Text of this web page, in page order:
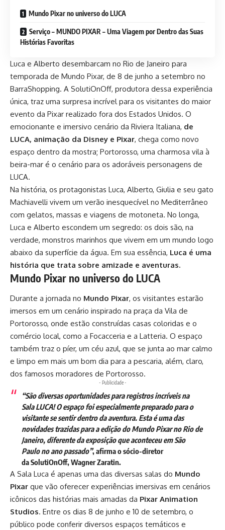
Mundo Pixar no universo do LUCA
Serviço – MUNDO PIXAR – Uma Viagem por Dentro das Suas
Histórias Favoritas
Luca e Alberto desembarcam no Rio de Janeiro para
temporada de Mundo Pixar, de 8 de junho a setembro no
BarraShopping. A SolutiOnOff, produtora dessa experiência
única, traz uma surpresa incrível para os visitantes do maior
evento da Pixar realizado fora dos Estados Unidos. O
emocionante e imersivo cenário da Riviera Italiana, de
LUCA, animação da Disney e Pixar, chega como novo
espaço dentro da mostra; Portorosso, uma charmosa vila à
beira-mar é o cenário para os adoráveis personagens de
LUCA.
Na história, os protagonistas Luca, Alberto, Giulia e seu gato
Machiavelli vivem um verão inesquecível no Mediterrâneo
com gelatos, massas e viagens de motoneta. No longa,
Luca e Alberto escondem um segredo: os dois são, na
verdade, monstros marinhos que vivem em um mundo logo
abaixo da superfície da água. Em sua essência, Luca é uma
história que trata sobre amizade e aventuras.
Mundo Pixar no universo do LUCA
Durante a jornada no Mundo Pixar, os visitantes estarão
imersos em um cenário inspirado na praça da Vila de
Portorosso, onde estão construídas casas coloridas e o
comércio local, como a Focacceria e a Latteria. O espaço
também traz o píer, um céu azul, que se junta ao mar calmo
e limpo em mais um bom dia para a pescaria, além, claro,
dos famosos moradores de Portorosso.
- Publicidade -
“São diversas oportunidades para registros incríveis na
SalaLUCA! O espaço foi especialmente preparado para o
visitante se sentir dentro da aventura. Esta é uma das
novidades trazidas para a edição do Mundo Pixar no Rio de
Janeiro, diferente da exposição que aconteceu em São
Paulo no ano passado”, afirma o sócio-diretor
daSolutiOnOff, Wagner Zaratin.
A Sala Luca é apenas uma das diversas salas do Mundo
Pixar que vão oferecer experiências imersivas em cenários
icônicos das histórias mais amadas da Pixar Animation
Studios. Entre os dias 8 de junho e 10 de setembro, o
público pode conferir diversos espaços temáticos e